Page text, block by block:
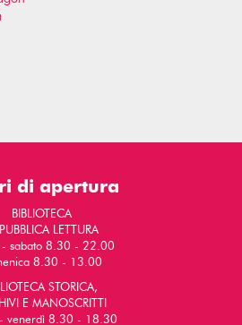
di apertura
BIBLIOTECA
LETTURA
- sabato 8.30 - 22.00
8.30 - 13.00
STORICA,
E MANOSCRITTI
- venerdì 8.30 - 18.30